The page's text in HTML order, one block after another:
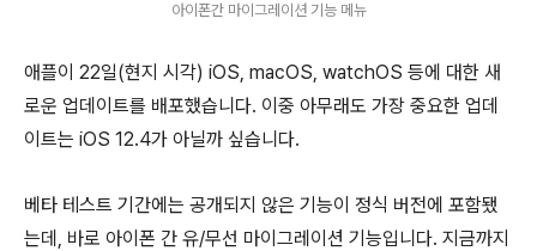
아이폰간 마이그레이션 기능 메뉴
애플이 22일(현지 시각) iOS, macOS, watchOS 등에 대한 새
로운 업데이트를 배포했습니다. 이중 아무래도 가장 중요한 업데
이트는 iOS 12.4가 아닐까 싶습니다.
베타 테스트 기간에는 공개되지 않은 기능이 정식 버전에 포함됐
는데, 바로 아이폰 간 유/무선 마이그레이션 기능입니다. 지금까지